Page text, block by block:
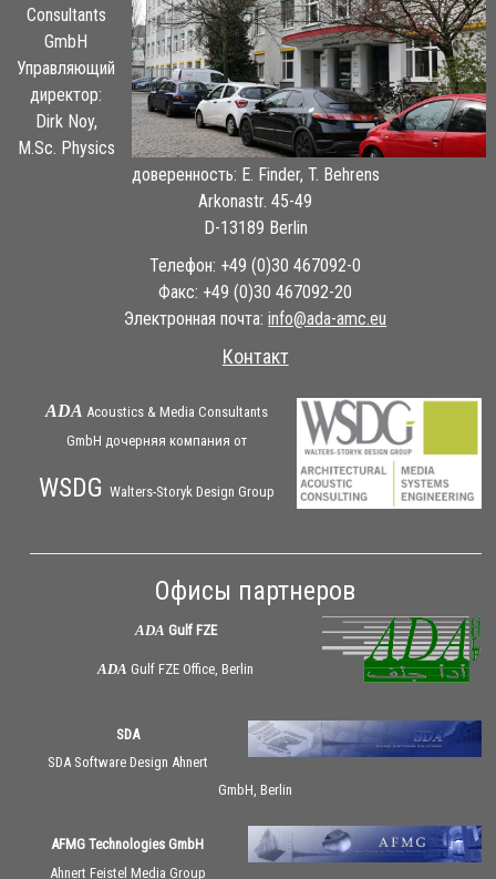
Consultants
GmbH
Управляющий
директор:
Dirk Noy,
M.Sc. Physics
доверенность: E. Finder, T. Behrens
Arkonastr. 45-49
D-13189 Berlin
Телефон: +49 (0)30 467092-0
Факс: +49 (0)30 467092-20
Электронная почта:ue.cma-ada@ofni
Контакт
ADA Acoustics & Media Consultants
GmbH дочерняя компания от
WSDG Walters-Storyk Design Group
Офисы партнеров
ADA Gulf FZE
ADA Gulf FZE Office, Berlin
SDA
SDA Software Design Ahnert
GmbH, Berlin
AFMG Technologies GmbH
Ahnert Feistel Media Group